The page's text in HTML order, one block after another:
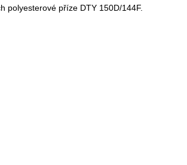
polyesterové příze DTY 150D/144F.